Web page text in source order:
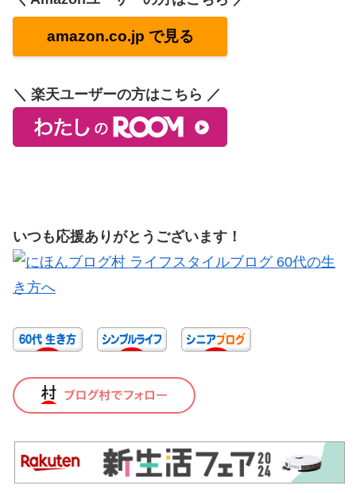
amazon.co.jp で見る
＼ 楽天ユーザーの方はこちら ／
いつも応援ありがとうございます！